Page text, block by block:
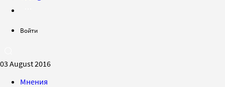
Войти
03 August 2016
Мнения